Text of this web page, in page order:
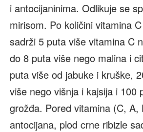
i antocijaninima. Odlikuje se
mirisom. Po količini vitamina
sadrži 5 puta više vitamina C
do 8 puta više nego malina i
puta više od jabuke i kruške,
više nego višnja i kajsija i 100
grožđa. Pored vitamina (C, A,
antocijana, plod crne ribizle